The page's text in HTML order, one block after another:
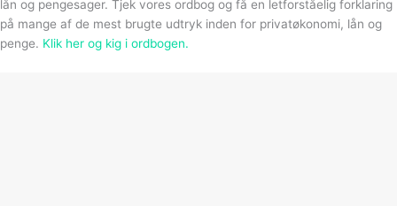
lån og pengesager. Tjek vores ordbog og få en letforståelig forklaring
på mange af de mest brugte udtryk inden for privatøkonomi, lån og
penge. Klik her og kig i ordbogen.